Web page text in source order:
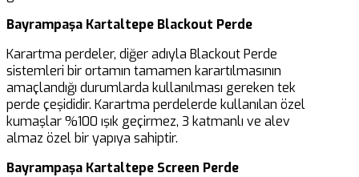
Bayrampaşa Kartaltepe Blackout Perde
Karartma perdeler, diğer adıyla Blackout Perde
sistemleri bir ortamın tamamen karartılmasının
amaçlandığı durumlarda kullanılması gereken tek
perde çeşididir. Karartma perdelerde kullanılan özel
kumaşlar %100 ışık geçirmez, 3 katmanlı ve alev
almaz özel bir yapıya sahiptir.
Bayrampaşa Kartaltepe Screen Perde